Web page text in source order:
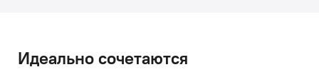
Идеально сочетаются